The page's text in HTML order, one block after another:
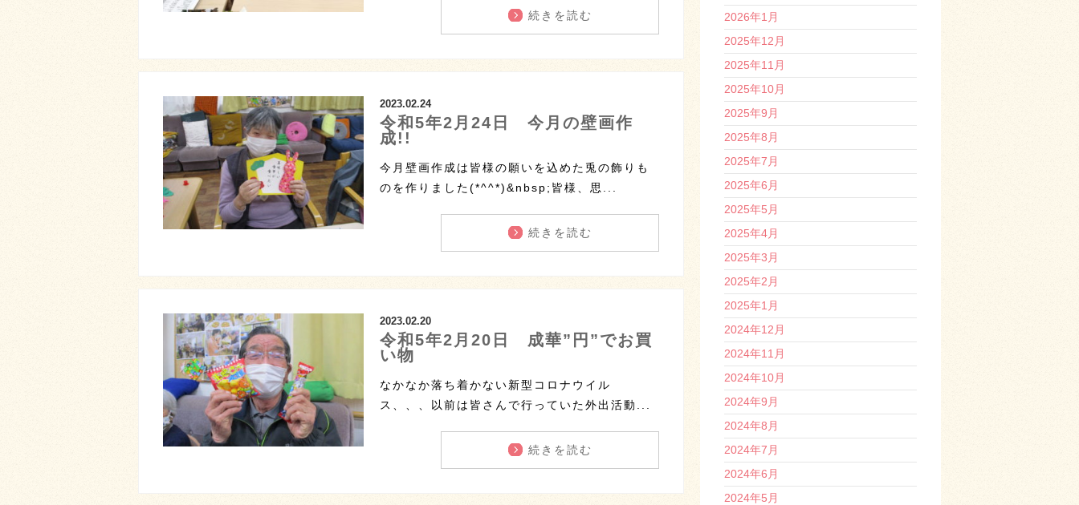
続きを読む
2023.02.24
令和5年2月24日 今月の壁画作
成!!
今月壁画作成は皆様の願いを込めた兎の飾りも
のを作りました(*^^*)&nbsp;皆様、思...
続きを読む
2023.02.20
令和5年2月20日 成華”円”でお買
い物
なかなか落ち着かない新型コロナウイル
ス、、、以前は皆さんで行っていた外出活動...
続きを読む
2026年1月
2025年12月
2025年11月
2025年10月
2025年9月
2025年8月
2025年7月
2025年6月
2025年5月
2025年4月
2025年3月
2025年2月
2025年1月
2024年12月
2024年11月
2024年10月
2024年9月
2024年8月
2024年7月
2024年6月
2024年5月